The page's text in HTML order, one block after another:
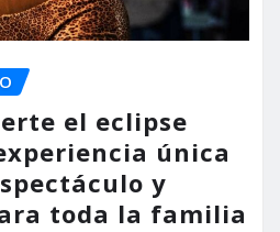
el eclipse
única
y
toda la familia